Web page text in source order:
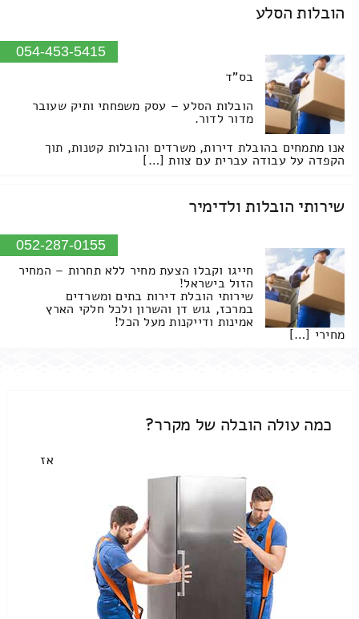
הובלות הסלע
054-453-5415
בס"ד
הובלות הסלע – עסק משפחתי ותיק שעובר
מדור לדור.
אנו מתמחים בהובלת דירות, משרדים והובלות קטנות, תוך
הקפדה על עבודה עברית עם צוות […]
שירותי הובלות ולדימיר
052-287-0155
חייגו וקבלו הצעת מחיר ללא תחרות – המחיר
הזול בישראל!
שירותי הובלת דירות בתים ומשרדים
במרכז, גוש דן והשרון ולכל חלקי הארץ
אמינות ודייקנות מעל הכל!
מחירי […]
כמה עולה הובלה של מקרר?
אז